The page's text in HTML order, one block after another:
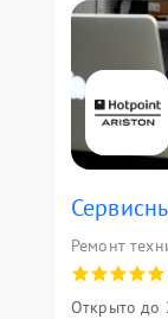
Ремонт
Открыто до